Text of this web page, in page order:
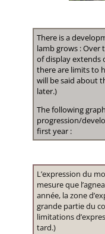
There is a
lamb grows : Over
of display extends
there are limits to
will be said about
later.)
The following
progression/
first year :
L’expression du
mesure que
année, la zone
grande partie du
limitations
tard.)